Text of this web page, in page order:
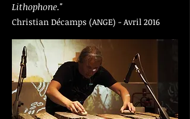
Lithophone."
Christian Décamps (ANGE) - Avril 2016